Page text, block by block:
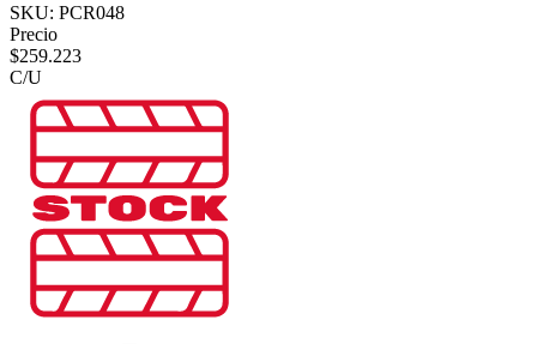
SKU: PCR048
Precio
$259.223
C/U